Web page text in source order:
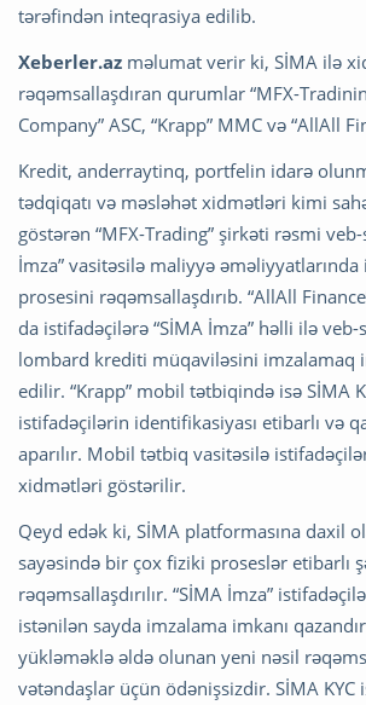
tərəfindən inteqrasiya edilib.
Xeberler.az məlumat verir ki, SİMA ilə
rəqəmsallaşdıran qurumlar “MFX-
Company” ASC, “Krapp” MMC və “AllAll
Kredit, anderraytinq, portfelin idarə
tədqiqatı və məsləhət xidmətləri kimi
göstərən “MFX-Trading” şirkəti rəsmi veb-
İmza” vasitəsilə maliyyə
prosesini rəqəmsallaşdırıb. “AllAll
da istifadəçilərə “SİMA İmza” həlli ilə
lombard krediti müqaviləsini imzalamaq
edilir. “Krapp” mobil tətbiqində isə SİMA
istifadəçilərin identifikasiyası etibarlı və
aparılır. Mobil tətbiq vasitəsilə
xidmətləri göstərilir.
Qeyd edək ki, SİMA platformasına daxil
sayəsində bir çox fiziki proseslər etibarlı
rəqəmsallaşdırılır. “SİMA İmza”
istənilən sayda imzalama imkanı
yükləməklə əldə olunan yeni nəsil
vətəndaşlar üçün ödənişsizdir. SİMA